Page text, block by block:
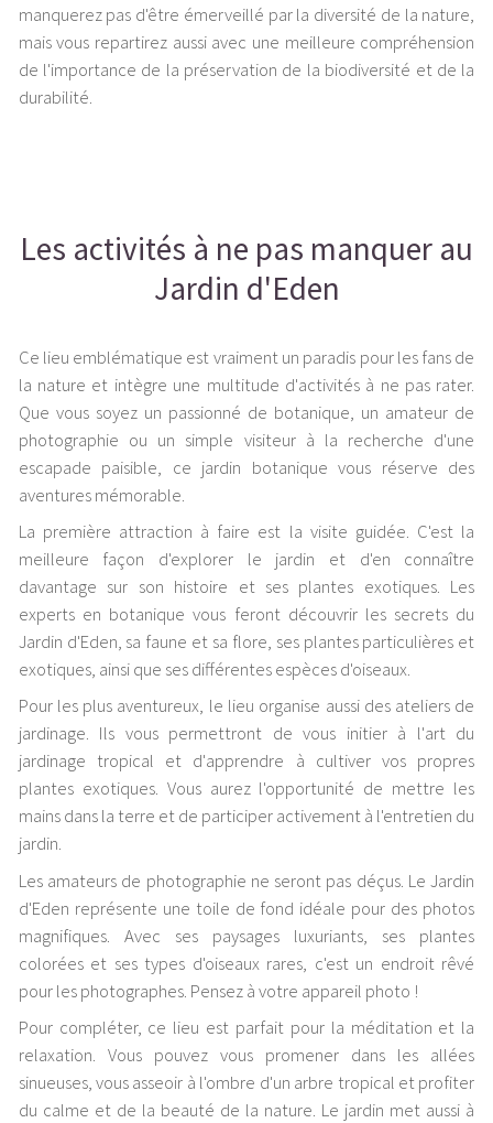
manquerez pas d'être émerveillé par la diversité de la nature,
mais vous repartirez aussi avec une meilleure compréhension
de l'importance de la préservation de la biodiversité et de la
durabilité.
Les activités à ne pas manquer au
Jardin d'Eden
Ce lieu emblématique est vraiment un paradis pour les fans de
la nature et intègre une multitude d'activités à ne pas rater.
Que vous soyez un passionné de botanique, un amateur de
photographie ou un simple visiteur à la recherche d'une
escapade paisible, ce jardin botanique vous réserve des
aventures mémorable.
La première attraction à faire est la visite guidée. C'est la
meilleure façon d'explorer le jardin et d'en connaître
davantage sur son histoire et ses plantes exotiques. Les
experts en botanique vous feront découvrir les secrets du
Jardin d'Eden, sa faune et sa flore, ses plantes particulières et
exotiques, ainsi que ses différentes espèces d'oiseaux.
Pour les plus aventureux, le lieu organise aussi des ateliers de
jardinage. Ils vous permettront de vous initier à l'art du
jardinage tropical et d'apprendre à cultiver vos propres
plantes exotiques. Vous aurez l'opportunité de mettre les
mains dans la terre et de participer activement à l'entretien du
jardin.
Les amateurs de photographie ne seront pas déçus. Le Jardin
d'Eden représente une toile de fond idéale pour des photos
magnifiques. Avec ses paysages luxuriants, ses plantes
colorées et ses types d'oiseaux rares, c'est un endroit rêvé
pour les photographes. Pensez à votre appareil photo !
Pour compléter, ce lieu est parfait pour la méditation et la
relaxation. Vous pouvez vous promener dans les allées
sinueuses, vous asseoir à l'ombre d'un arbre tropical et profiter
du calme et de la beauté de la nature. Le jardin met aussi à